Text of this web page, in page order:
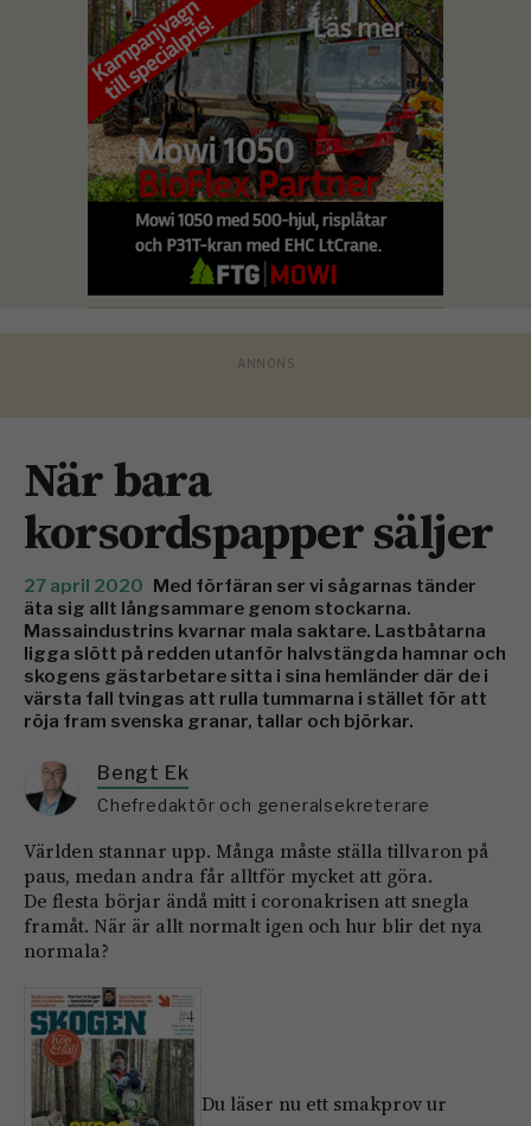
När bara
korsordspapper säljer
27 april 2020 Med förfäran ser vi sågarnas tänder
äta sig allt långsammare genom stockarna.
Massaindustrins kvarnar mala saktare. Lastbåtarna
ligga slött på redden utanför halvstängda hamnar och
skogens gästarbetare sitta i sina hemländer där de i
värsta fall tvingas att rulla tummarna i stället för att
röja fram svenska granar, tallar och björkar.
Bengt Ek
Chefredaktör och generalsekreterare
Världen stannar upp. Många måste ställa tillvaron på
paus, medan andra får alltför mycket att göra.
De flesta börjar ändå mitt i coronakrisen att snegla
framåt. När är allt normalt igen och hur blir det nya
normala?
Du läser nu ett smakprov ur